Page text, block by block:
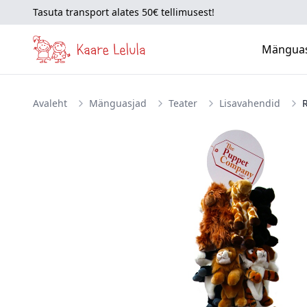
Tasuta transport alates 50€ tellimusest!
Avaleht Mänguasjad Teater Lisavahendid